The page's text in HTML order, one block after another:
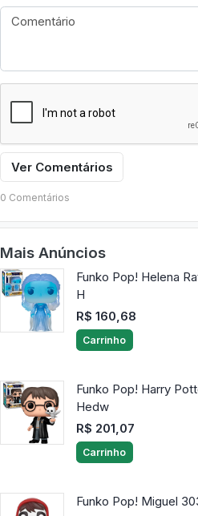
Ver Comentários
0 Comentários
Mais Anúncios
Funko Pop! Helena
H
R$ 160,68
Carrinho
Funko Pop! Harry
Hedw
R$ 201,07
Carrinho
Funko Pop! Miguel